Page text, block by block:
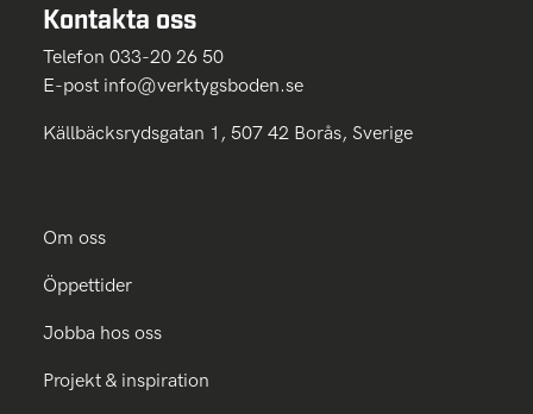
Kontakta oss
Telefon 033-20 26 50
E-post info@verktygsboden.se
Källbäcksrydsgatan 1, 507 42 Borås, Sverige
Om oss
Öppettider
Jobba hos oss
Projekt & inspiration